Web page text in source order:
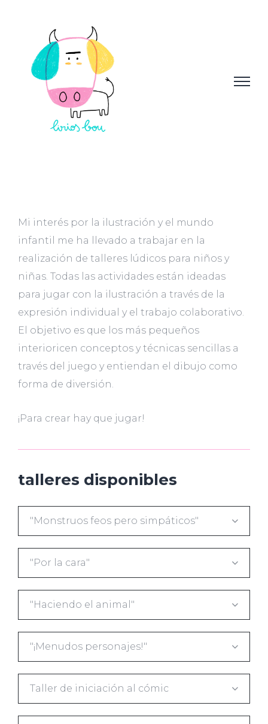
Mi interés por la ilustración y el mundo
infantil me ha llevado a trabajar en la
realización de talleres lúdicos para niños y
niñas. Todas las actividades están ideadas
para jugar con la ilustración a través de la
expresión individual y el trabajo colaborativo.
El objetivo es que los más pequeños
interioricen conceptos y técnicas sencillas a
través del juego y entiendan el dibujo como
forma de diversión.
¡Para crear hay que jugar!
talleres disponibles
"Monstruos feos pero simpáticos"
"Por la cara"
"Haciendo el animal"
"¡Menudos personajes!"
Taller de iniciación al cómic